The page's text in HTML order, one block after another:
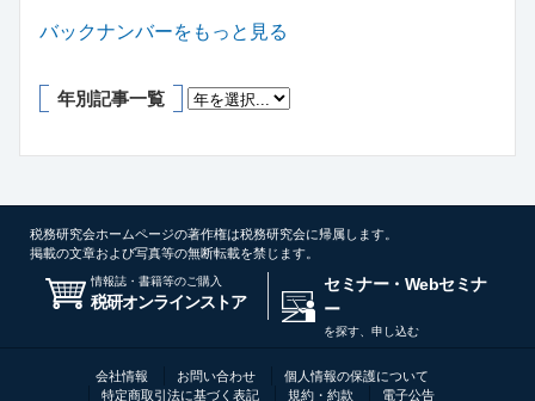
バックナンバーをもっと見る
年別記事一覧
税務研究会ホームページの著作権は税務研究会に帰属します。
掲載の文章および写真等の無断転載を禁じます。
情報誌・書籍等のご購入
税研オンラインストア
セミナー・Webセミナ
ー
を探す、申し込む
会社情報 お問い合わせ
個人情報の保護について
特定商取引法に基づく表記
規約・約款 電子公告